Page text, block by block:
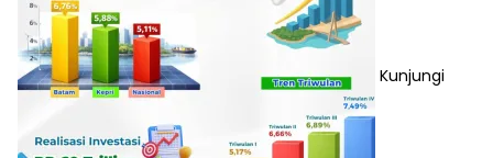
Kunjungi